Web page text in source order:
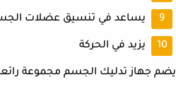
يساعد في تنسيق عضلات
يزيد في الحركة
يضم جهاز تدليك الجسم مجموعة